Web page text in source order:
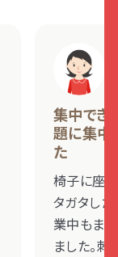
集中でき
題に集中
た
椅子に座
タガタした
業中もま
ました。